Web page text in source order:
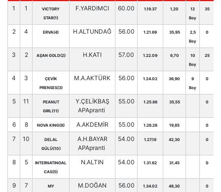
1
1
VICTORY
STAR(1)
F.YARDIMCI 60.00 1.19.37 1,20
12
Boy
35
2 4 ERVA(4) H.ALTUNDAĞ 56.00 1.21.69 35,95
2,5
Boy
0
3 2 AŞAN GOLD(2) H.KATI 57.00 1.22.09 6,70
10
Boy
25
4 3
ÇEVİK
PRENSES(3)
M.A.AKTÜRK 56.00 1.24.02 36,90
9
Boy
0
5 11
PEANUT
GIRL(11)
Y.ÇELİKBAŞ
APApranti
55.00 1.25.88 35,55 0
6 8 NOVA KING(8) A.AKDEMİR 55.00 1.26.26 19,85 0
7 10
DELAL
GÜLÜ(10)
A.H.BAYAR
APApranti
54.00 1.27.18 42,30 0
8 5
INTERNATINOAL
CAS(5)
N.ALTIN 54.00 1.31.62 31,45 0
9 7
MY
M.DOĞAN 56.00 1.34.02 48,30 0